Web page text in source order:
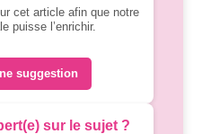
cet article afin que notre
puisse l’enrichir.
suggestion
sur le sujet ?